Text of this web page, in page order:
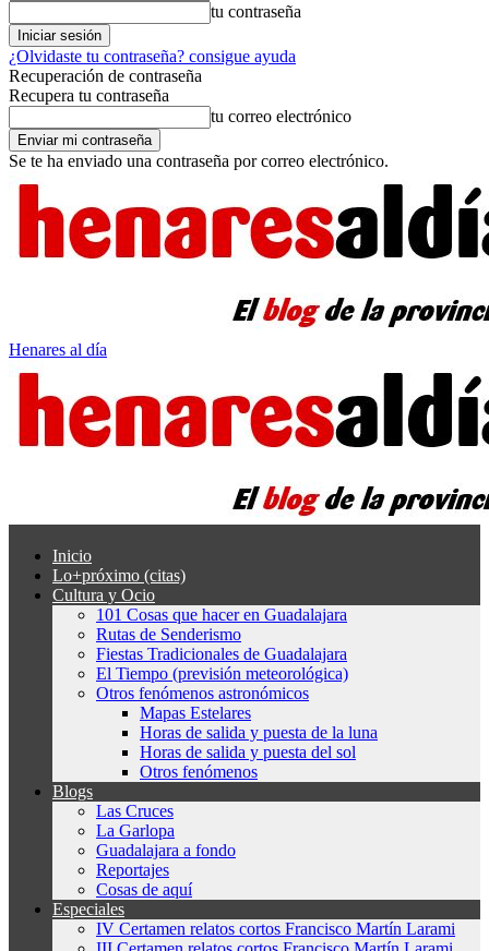
tu contraseña
¿Olvidaste tu contraseña? consigue ayuda
Recuperación de contraseña
Recupera tu contraseña
tu correo electrónico
Se te ha enviado una contraseña por correo electrónico.
Henares al día
Inicio
Lo+próximo (citas)
Cultura y Ocio
101 Cosas que hacer en Guadalajara
Rutas de Senderismo
Fiestas Tradicionales de Guadalajara
El Tiempo (previsión meteorológica)
Otros fenómenos astronómicos
Mapas Estelares
Horas de salida y puesta de la luna
Horas de salida y puesta del sol
Otros fenómenos
Blogs
Las Cruces
La Garlopa
Guadalajara a fondo
Reportajes
Cosas de aquí
Especiales
IV Certamen relatos cortos Francisco Martín Larami